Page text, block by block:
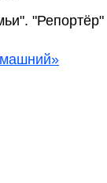
"Репортёр"